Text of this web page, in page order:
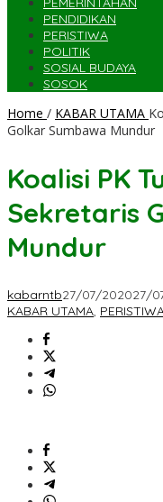
PENDIDIKAN
PERISTIWA
POLITIK
SOSIAL BUDAYA
SOSOK
Home / KABAR UTAMA
Golkar Sumbawa Mundur
Koalisi PK
Sekretaris
Mundur
kabarntb27/07/202027/
KABAR UTAMA,